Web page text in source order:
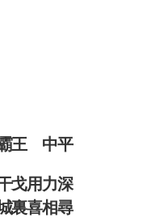
王 中平
戈用力深
裏喜相尋